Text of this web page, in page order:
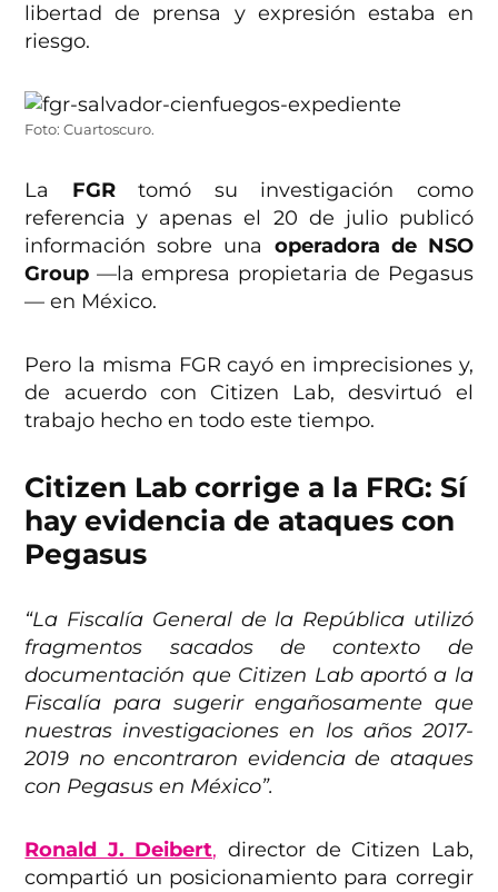
libertad de prensa y expresión estaba en
riesgo.
Foto: Cuartoscuro.
La FGRtomó su investigación como
referencia y apenas el 20 de julio publicó
información sobre una operadora de NSO
Group —la empresa propietaria de Pegasus
— en México.
Pero la misma FGR cayó en imprecisiones y,
de acuerdo con Citizen Lab, desvirtuó el
trabajo hecho en todo este tiempo.
Citizen Lab corrige a la FRG: Sí
hay evidencia de ataques con
Pegasus
“La Fiscalía General de la República utilizó
fragmentos sacados de contexto de
documentación que Citizen Lab aportó a la
Fiscalía para sugerir engañosamente que
nuestras investigaciones en los años 2017-
2019 no encontraron evidencia de ataques
con Pegasus en México”.
Ronald J. Deibert, director de Citizen Lab,
compartió un posicionamiento para corregir